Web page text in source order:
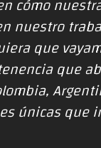
cómo
que
que
únicas que